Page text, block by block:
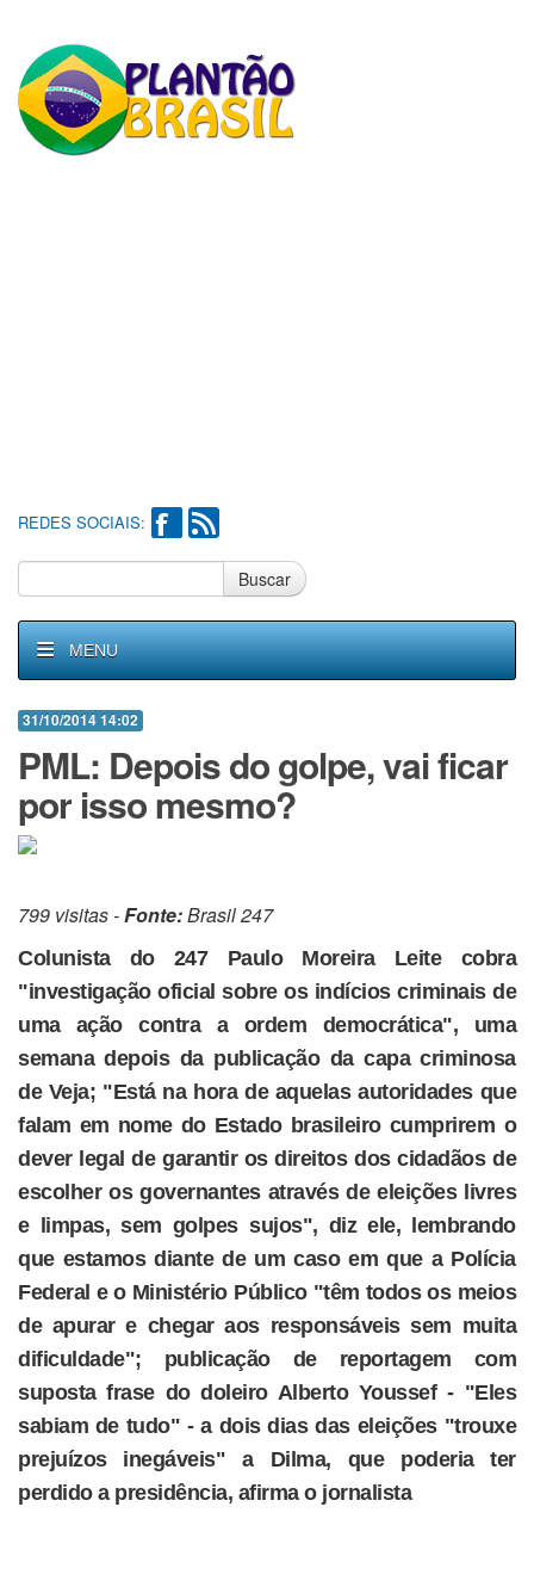
REDES SOCIAIS:
Buscar
MENU
31/10/2014 14:02
PML: Depois do golpe, vai ficar
por isso mesmo?
799 visitas -Fonte:Brasil 247
Colunista do 247 Paulo Moreira Leite cobra
"investigação oficial sobre os indícios criminais de
uma ação contra a ordem democrática", uma
semana depois da publicação da capa criminosa
de Veja; "Está na hora de aquelas autoridades que
falam em nome do Estado brasileiro cumprirem o
dever legal de garantir os direitos dos cidadãos de
escolher os governantes através de eleições livres
e limpas, sem golpes sujos", diz ele, lembrando
que estamos diante de um caso em que a Polícia
Federal e o Ministério Público "têm todos os meios
de apurar e chegar aos responsáveis sem muita
dificuldade"; publicação de reportagem com
suposta frase do doleiro Alberto Youssef - "Eles
sabiam de tudo" - a dois dias das eleições "trouxe
prejuízos inegáveis" a Dilma, que poderia ter
perdido a presidência, afirma o jornalista